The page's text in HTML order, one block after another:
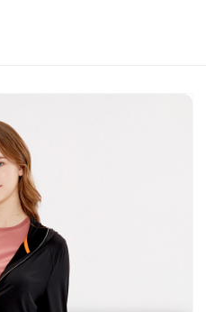
貨到付款
每筆NT$130，滿NT$1,000(含以上)